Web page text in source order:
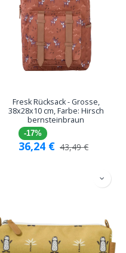
Fresk Rücksack - Grosse,
38x28x10 cm, Farbe: Hirsch
bernsteinbraun
-17%
36,24 € 43,49€